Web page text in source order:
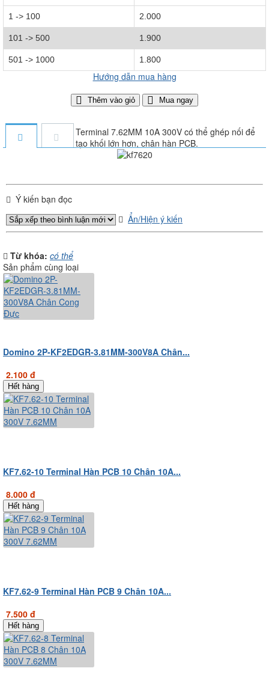
1 -> 100 2.000
101 -> 500 1.900
501 -> 1000 1.800
Hướng dẫn mua hàng
Thêm vào giỏ Mua ngay
Terminal 7.62MM 10A 300V có thể ghép nối để
tạo khối lớn hơn, chân hàn PCB.
Ý kiến bạn đọc
Ẩn/Hiện ý kiến
Từ khóa: có thể
Sản phẩm cùng loại
Domino 2P-KF2EDGR-3.81MM-300V8A Chân...
2.100 đ
Hết hàng
KF7.62-10 Terminal Hàn PCB 10 Chân 10A...
8.000 đ
Hết hàng
KF7.62-9 Terminal Hàn PCB 9 Chân 10A...
7.500 đ
Hết hàng